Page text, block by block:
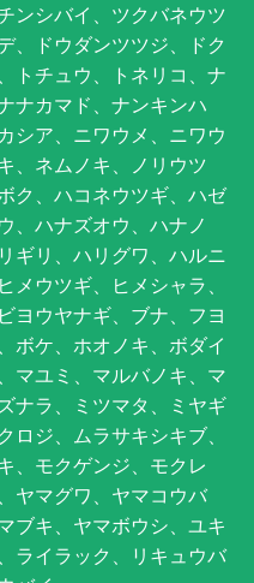
ンシバイ、ツクバネウツ
、ドウダンツツジ、ドク
トチュウ、トネリコ、ナ
ナカマド、ナンキンハ
シア、ニワウメ、ニワウ
、ネムノキ、ノリウツ
ク、ハコネウツギ、ハゼ
、ハナズオウ、ハナノ
ギリ、ハリグワ、ハルニ
ウツギ、ヒメシャラ、
ヨウヤナギ、ブナ、フヨ
ボケ、ホオノキ、ボダイ
マユミ、マルバノキ、マ
ナラ、ミツマタ、ミヤギ
ロジ、ムラサキシキブ、
、モクゲンジ、モクレ
ヤマグワ、ヤマコウバ
ブキ、ヤマボウシ、ユキ
ライラック、リキュウバ